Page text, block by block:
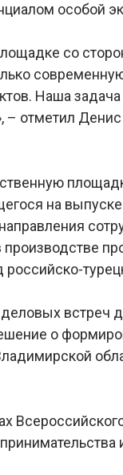
особой
со
Наша
отметил
на
производстве
встреч
о